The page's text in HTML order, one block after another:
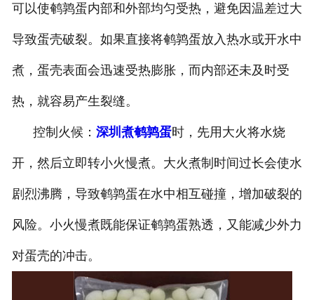
可以使鹌鹑蛋内部和外部均匀受热，避免因温差过大
导致蛋壳破裂。如果直接将鹌鹑蛋放入热水或开水中
煮，蛋壳表面会迅速受热膨胀，而内部还未及时受
热，就容易产生裂缝。
控制火候： 深圳煮鹌鹑蛋时，先用大火将水烧
开，然后立即转小火慢煮。大火煮制时间过长会使水
剧烈沸腾，导致鹌鹑蛋在水中相互碰撞，增加破裂的
风险。小火慢煮既能保证鹌鹑蛋熟透，又能减少外力
对蛋壳的冲击。